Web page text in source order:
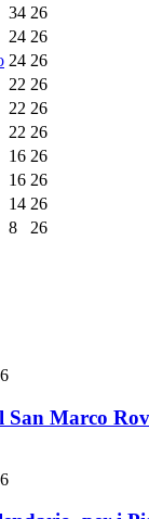
34 26
24 26
24 26
22 26
22 26
22 26
16 26
16 26
14 26
8 26
San Marco